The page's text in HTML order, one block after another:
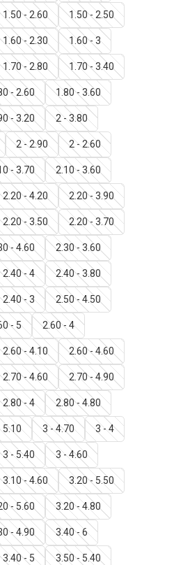
1.50 - 2.60 1.50 - 2.50
1.60 - 2.30 1.60 - 3
1.70 - 2.80 1.70 - 3.40
- 2.60 1.80 - 3.60
- 3.20 2 - 3.80
2 - 2.90 2 - 2.60
- 3.70 2.10 - 3.60
2.20 - 4.20 2.20 - 3.90
2.20 - 3.50 2.20 - 3.70
- 4.60 2.30 - 3.60
2.40 - 4 2.40 - 3.80
2.40 - 3 2.50 - 4.50
- 5 2.60 - 4
2.60 - 4.10 2.60 - 4.60
2.70 - 4.60 2.70 - 4.90
2.80 - 4 2.80 - 4.80
5.10 3 - 4.70 3 - 4
3 - 5.40 3 - 4.60
3.10 - 4.60 3.20 - 5.50
- 5.60 3.20 - 4.80
- 4.90 3.40 - 6
3.40 - 5 3.50 - 5.40